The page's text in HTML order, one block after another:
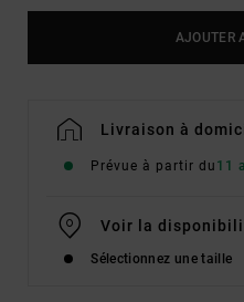
AJOUTER
Livraison à
Prévue à partir du 11
Voir la
Sélectionnez une taille